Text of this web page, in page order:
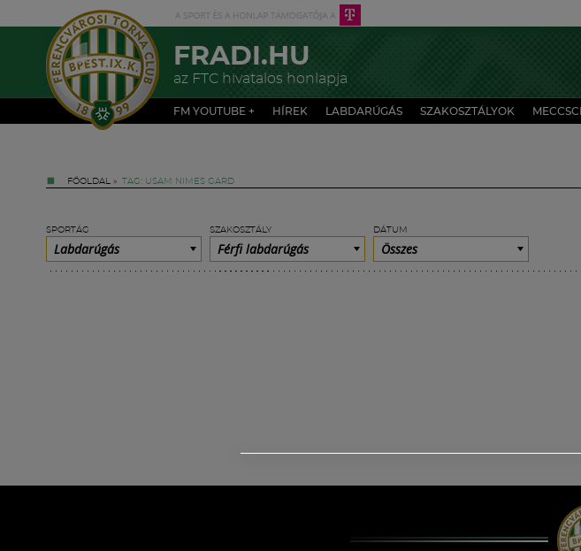
FRADI.HU
az FTC hivatalos honlapja
FM YOUTUBE + HÍREK LABDARÚGÁS SZAKOSZTÁLYOK
FŐOLDAL » TAG: USAM NIMES GARD
SPORTÁG
Labdarúgás
SZAKOSZTÁLY
Férfi labdarúgás
DÁTUM
Összes